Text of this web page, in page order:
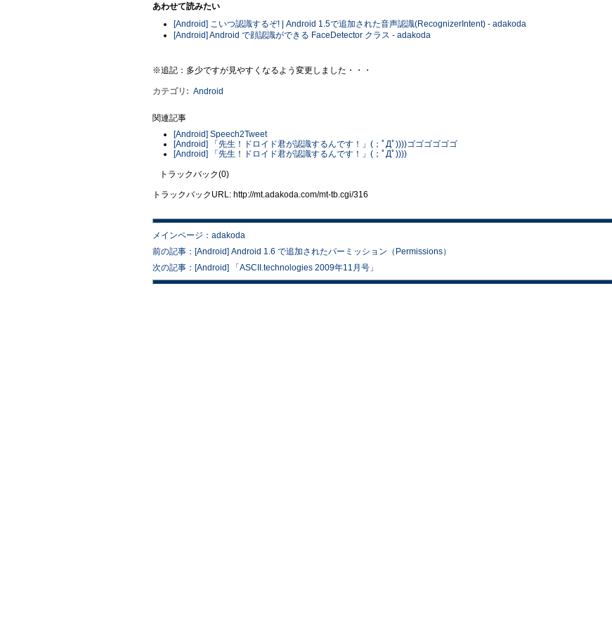
あわせて読みたい
[Android] こいつ認識するぞ! | Android 1.5で追加された音声認識(RecognizerIntent) - adakoda
[Android] Android で顔認識ができる FaceDetector クラス - adakoda
※追記：多少ですが見やすくなるよう変更しました・・・
カテゴリ : Android
関連記事
[Android] Speech2Tweet
[Android] 「先生！ドロイド君が認識するんです！」(；ﾟДﾟ))))ゴゴゴゴゴゴ
[Android] 「先生！ドロイド君が認識するんです！」(；ﾟДﾟ))))
トラックバック(0)
トラックバックURL: http://mt.adakoda.com/mt-tb.cgi/316
メインページ：adakoda
前の記事：[Android] Android 1.6 で追加されたパーミッション（Permissions）
次の記事：[Android] 「ASCII.technologies 2009年11月号」